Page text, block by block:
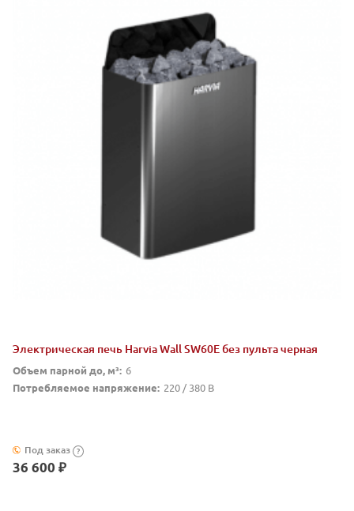
Электрическая печь Harvia Wall SW60E без пульта черная
Объем парной до, м³: 6
Потребляемое напряжение: 220 / 380 В
Под заказ ?
36 600 ₽